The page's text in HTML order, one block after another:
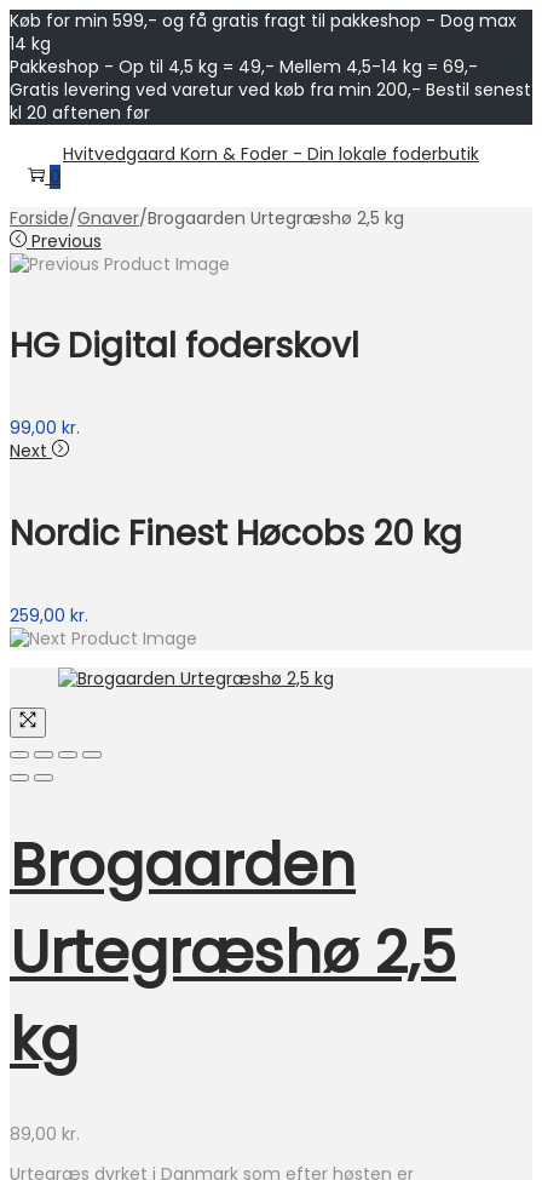
Køb for min 599,- og få gratis fragt til pakkeshop - Dog max
14 kg
Pakkeshop - Op til 4,5 kg = 49,- Mellem 4,5-14 kg = 69,-
Gratis levering ved varetur ved køb fra min 200,- Bestil senest
kl 20 aftenen før
to
to
Hvitvedgaard Korn & Foder - Din lokale foderbutik
0
Forside/Gnaver/Brogaarden Urtegræshø 2,5 kg
Previous
HG Digital foderskovl
99,00 kr.
Next
Nordic Finest Høcobs 20 kg
259,00 kr.
Brogaarden
Urtegræshø 2,5
kg
89,00 kr.
Urtegræs dyrket i Danmark som efter høsten er